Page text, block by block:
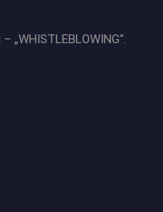
„WHISTLEBLOWING“.